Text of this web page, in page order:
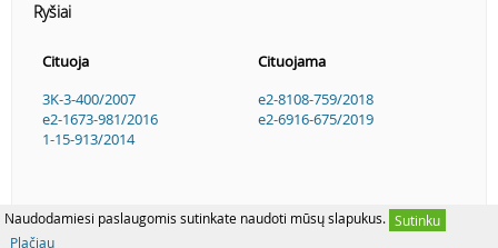
Naudodamiesi paslaugomis sutinkate naudoti mūsų slapukus. Sutinku
Plačiau
Ryšiai
Cituoja
Cituojama
3K-3-400/2007
e2-1673-981/2016
1-15-913/2014
e2-8108-759/2018
e2-6916-675/2019